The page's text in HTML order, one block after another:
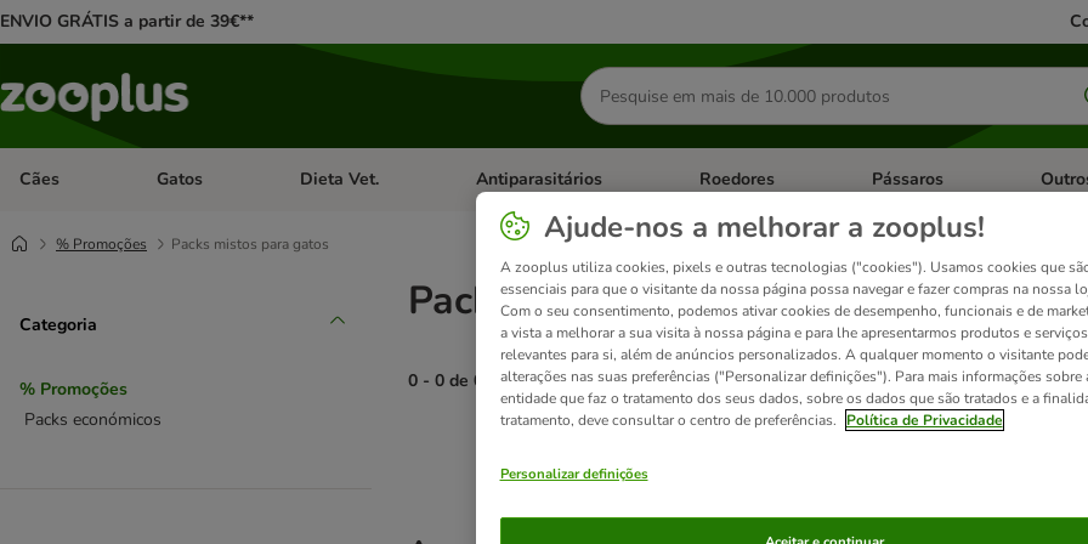
ENVIO GRÁTIS a partir de 39€**
Pesquisar
produtos
Cães Abrir menu de categoria: Cães
Gatos Abrir menu de categoria: Gatos
Dieta Vet. Abrir menu de categoria: Dieta Vet.
Antiparasitários Abrir menu de categoria: Antiparasitários
Roedores Abrir menu de categoria:
Pássaros Abrir
% Promoções Packs mistos para gatos
Categoria
% Promoções
Packs económicos
Packs mistos para gatos
0 - 0 de 0 resultados
Ajude-nos a melhorar a zooplus!
A zooplus utiliza cookies, pixels e outras tecnologias ("cookies"). Usamos cookies que
essenciais para que o visitante da nossa página possa navegar e fazer compras na nossa
Com o seu consentimento, podemos ativar cookies de desempenho, funcionais e de
a vista a melhorar a sua visita à nossa página e para lhe apresentarmos produtos e serviços
relevantes para si, além de anúncios personalizados. A qualquer momento o visitante
alterações nas suas preferências ("Personalizar definições"). Para mais informações sobre
entidade que faz o tratamento dos seus dados, sobre os dados que são tratados e a
tratamento, deve consultar o centro de preferências.
Política de Privacidade
Personalizar definições